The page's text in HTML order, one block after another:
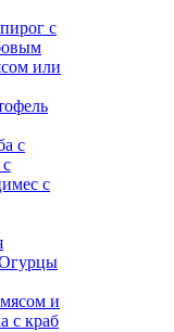
с
или
с
с
и
с краб